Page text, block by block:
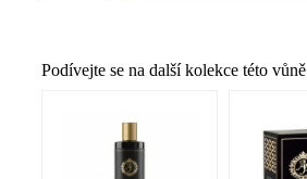
Podívejte se na další kolekce této vůně